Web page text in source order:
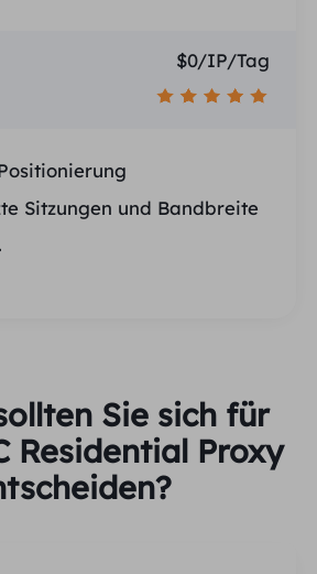
$0/IP/Tag
Sitzungen und Bandbreite
Sie sich für
Residential Proxy